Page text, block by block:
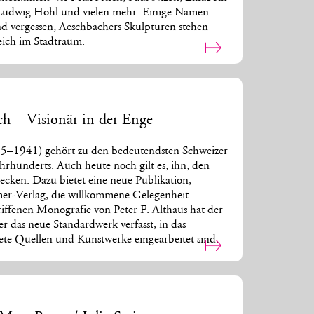
Hohl und vielen mehr. Einige Namen
vergessen, Aeschbachers Skulpturen stehen
im Stadtraum.
– Visionär in der Enge
gehört zu den bedeutendsten Schweizer
Auch heute noch gilt es, ihn, den
Dazu bietet eine neue Publikation,
Verlag, die willkommene Gelegenheit.
Monografie von Peter F. Althaus hat der
das neue Standardwerk verfasst, in das
Quellen und Kunstwerke eingearbeitet sind.